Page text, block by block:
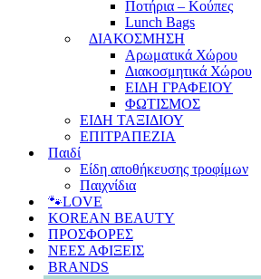
Ποτήρια – Κούπες
Lunch Bags
ΔΙΑΚΟΣΜΗΣΗ
Αρωματικά Χώρου
Διακοσμητικά Χώρου
ΕΙΔΗ ΓΡΑΦΕΙΟΥ
ΦΩΤΙΣΜΟΣ
ΕΙΔΗ ΤΑΞΙΔΙΟΥ
ΕΠΙΤΡΑΠΕΖΙΑ
Παιδί
Είδη αποθήκευσης τροφίμων
Παιχνίδια
🐾LOVE
KOREAN BEAUTY
ΠΡΟΣΦΟΡΕΣ
ΝΕΕΣ ΑΦΙΞΕΙΣ
BRANDS